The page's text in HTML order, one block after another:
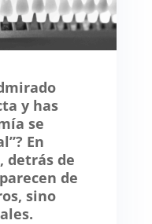
y has
se
En
detrás de
de
sino